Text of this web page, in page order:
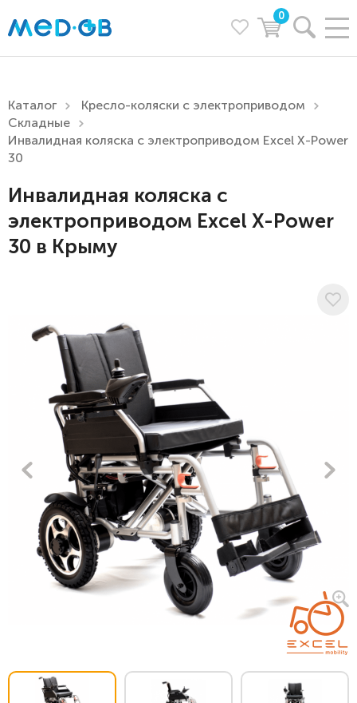
0
Каталог
Кресло-коляски с электроприводом
Складные
Инвалидная коляска с электроприводом Excel X-Power
30
Инвалидная коляска с
электроприводом Excel X-Power
30 в Крыму